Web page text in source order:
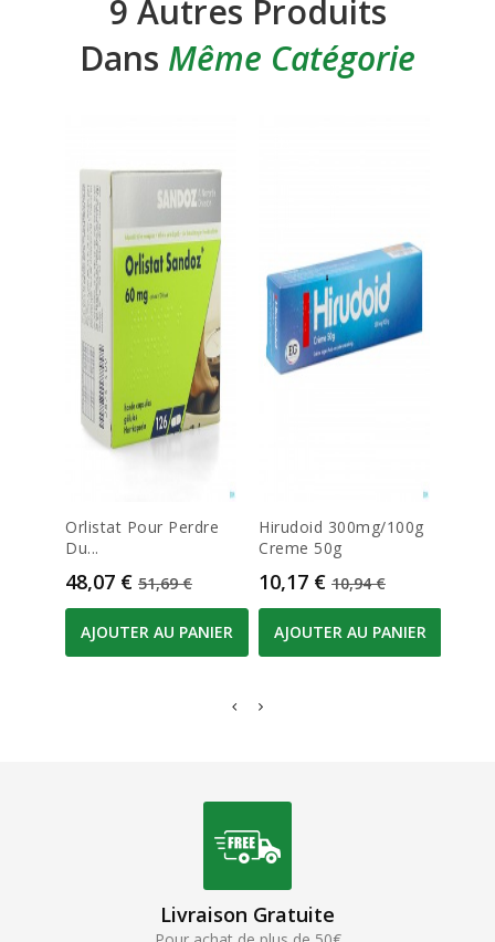
9 Autres Produits
Dans Même Catégorie
Orlistat Pour Perdre
Du...
Prix
48,07 € Prix de base
51,69 €
AJOUTER AU PANIER
Hirudoid 300mg/100g
Creme 50g
Prix
10,17 € Prix de base
10,94 €
AJOUTER AU PANIER
Livraison Gratuite